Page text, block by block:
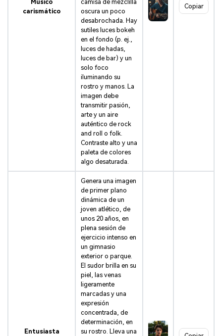
Músico
carismático
camisa de mezclilla
oscura un poco
desabrochada. Hay
sutiles luces bokeh
en el fondo (p. ej.,
luces de hadas,
luces de bar) y un
solo foco
iluminando su
rostro y manos. La
imagen debe
transmitir pasión,
arte y un aire
auténtico de rock
and roll o folk.
Contraste alto y una
paleta de colores
algo desaturada.
Copiar
Entusiasta
Genera una imagen
de primer plano
dinámica de un
joven atlético, de
unos 20 años, en
plena sesión de
ejercicio intenso en
un gimnasio
exterior o parque.
El sudor brilla en su
piel, las venas
ligeramente
marcadas y una
expresión
concentrada, de
determinación, en
su rostro. Lleva una